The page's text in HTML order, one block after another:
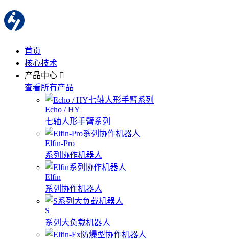
首页
核心技术
产品中心
查看所有产品
Echo / HY
七轴人形手臂系列
Elfin-Pro
系列协作机器人
Elfin
系列协作机器人
S
系列大负载机器人